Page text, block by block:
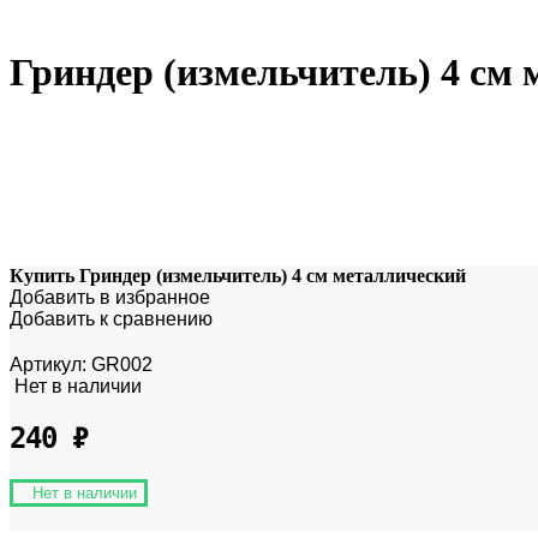
Гриндер (измельчитель) 4 см
Купить Гриндер (измельчитель) 4 см металлический
Добавить в избранное
Добавить к сравнению
Артикул: GR002
Нет в наличии
240 ₽
Нет в наличии